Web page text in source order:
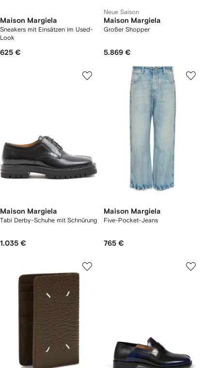
Maison Margiela
Sneakers mit Einsätzen im Used-
Look
625 €
Neue Saison
Maison Margiela
Großer Shopper
5.869 €
Maison Margiela
Tabi Derby-Schuhe mit Schnürung
1.035 €
Maison Margiela
Five-Pocket-Jeans
765 €